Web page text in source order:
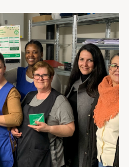
privée
professionnel